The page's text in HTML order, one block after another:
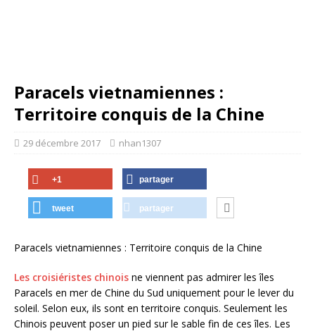
Paracels vietnamiennes :
Territoire conquis de la Chine
29 décembre 2017 nhan1307
+1 partager
tweet partager
Paracels vietnamiennes : Territoire conquis de la Chine
Les croisiéristes chinois ne viennent pas admirer les îles
Paracels en mer de Chine du Sud uniquement pour le lever du
soleil. Selon eux, ils sont en territoire conquis. Seulement les
Chinois peuvent poser un pied sur le sable fin de ces îles. Les